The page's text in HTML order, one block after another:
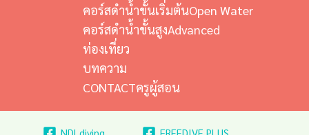
คอร์สดำน้ำขั้นเริ่มต้นOpen Water
คอร์สดำน้ำขั้นสูงAdvanced
ท่องเที่ยว
บทความ
CONTACTครูผู้สอน